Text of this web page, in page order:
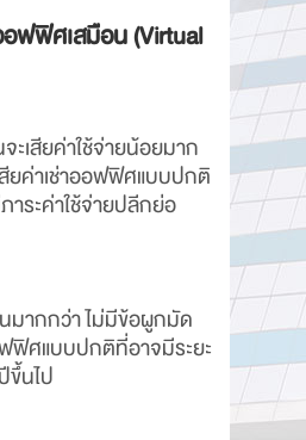
อฟฟิศเสมือน (Virtual
เสียค่าใช้จ่ายน้อยมาก
ยค่าเช่าออฟฟิศแบบปกติ
าระค่าใช้จ่ายปลีกย่อ
ากกว่า ไม่มีข้อผูกมัด
ฟิศแบบปกติที่อาจมีระยะ
นไป